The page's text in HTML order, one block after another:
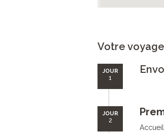
Votre voyage
JOUR
1
JOUR
2